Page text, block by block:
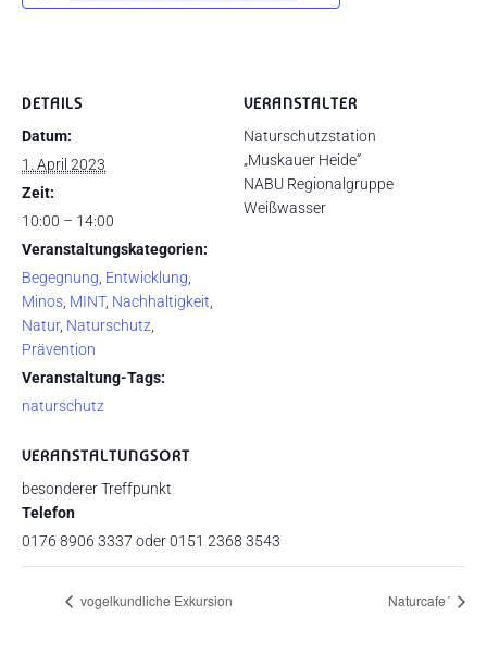
DETAILS
Datum:
1. April 2023
Zeit:
10:00 – 14:00
Veranstaltungskategorien:
Begegnung, Entwicklung,
Minos, MINT, Nachhaltigkeit,
Natur, Naturschutz,
Prävention
Veranstaltung-Tags:
naturschutz
VERANSTALTUNGSORT
besonderer Treffpunkt
Telefon
0176 8906 3337 oder 0151 2368 3543
VERANSTALTER
Naturschutzstation
„Muskauer Heide“
NABU Regionalgruppe
Weißwasser
vogelkundliche Exkursion Naturcafe´